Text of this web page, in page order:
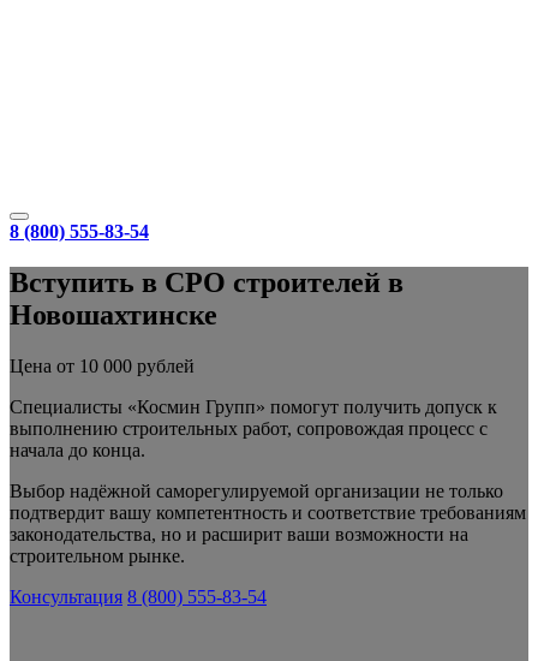
8 (800) 555-83-54
Вступить в СРО строителей в
Новошахтинске
Цена от 10 000 рублей
Специалисты «Космин Групп» помогут получить допуск к
выполнению строительных работ, сопровождая процесс с
начала до конца.
Выбор надёжной саморегулируемой организации не только
подтвердит вашу компетентность и соответствие требованиям
законодательства, но и расширит ваши возможности на
строительном рынке.
Консультация 8 (800) 555-83-54